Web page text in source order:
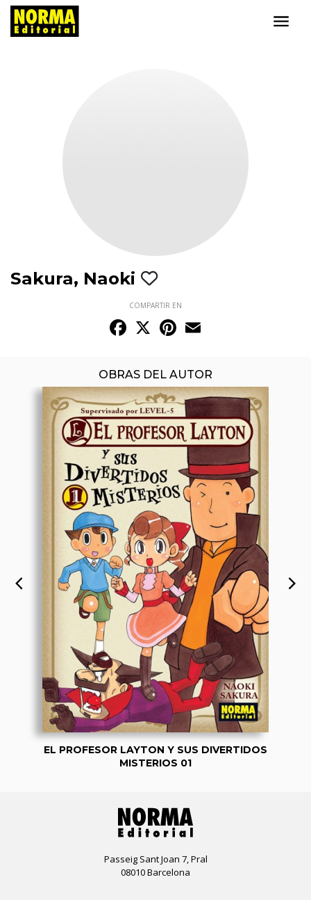
Sakura, Naoki
COMPARTIR EN
Facebook
X Pinterest
OBRAS DEL AUTOR
EL PROFESOR LAYTON Y SUS DIVERTIDOS
MISTERIOS 01
Passeig Sant Joan 7, Pral
08010 Barcelona